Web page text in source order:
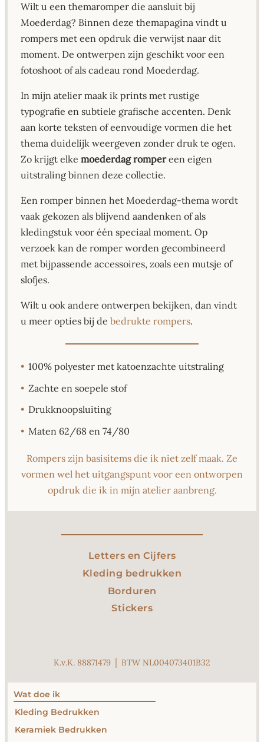
Wilt u een themaromper die aansluit bij
Moederdag? Binnen deze themapagina vindt u
rompers met een opdruk die verwijst naar dit
moment. De ontwerpen zijn geschikt voor een
fotoshoot of als cadeau rond Moederdag.
In mijn atelier maak ik prints met rustige
typografie en subtiele grafische accenten. Denk
aan korte teksten of eenvoudige vormen die het
thema duidelijk weergeven zonder druk te ogen.
Zo krijgt elke moederdag rompereen eigen
uitstraling binnen deze collectie.
Een romper binnen het Moederdag-thema wordt
vaak gekozen als blijvend aandenken of als
kledingstuk voor één speciaal moment. Op
verzoek kan de romper worden gecombineerd
met bijpassende accessoires, zoals een mutsje of
slofjes.
Wilt u ook andere ontwerpen bekijken, dan vindt
u meer opties bij de bedrukte rompers.
• 100% polyester met katoenzachte uitstraling
• Zachte en soepele stof
• Drukknoopsluiting
• Maten 62/68 en 74/80
Rompers zijn basisitems die ik niet zelf maak. Ze
vormen wel het uitgangspunt voor een ontworpen
opdruk die ik in mijn atelier aanbreng.
Letters en Cijfers
Kleding bedrukken
Borduren
Stickers
K.v.K. 88871479 │ BTW NL004073401B32
Wat doe ik
Kleding Bedrukken
Keramiek Bedrukken